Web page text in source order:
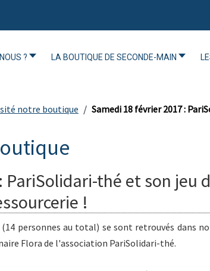
? LA BOUTIQUE DE SECONDE-MAIN
notre boutique Samedi 18 février 2017 :
PariSolidari-thé et son jeu
!
personnes au total) se sont retrouvés dans
Flora de l'association PariSolidari-thé.